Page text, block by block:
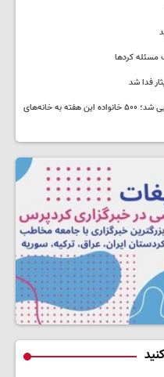
مسئله کردها
فدا شد
بازگشت آوارگان به سره‌کانی وارد مرحله اجرایی شد؛ ۵۰۰ خانواده این هفته به خانه‌های